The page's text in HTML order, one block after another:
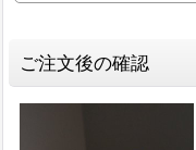
ご注文後の確認